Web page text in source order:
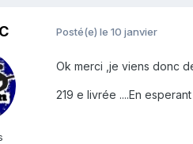
Posté(e) le 10 janvier
Ok merci ,je viens donc
219 e livrée ....En